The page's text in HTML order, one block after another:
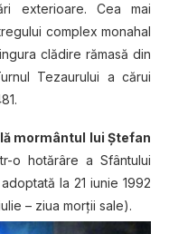
exterioare. Cea mai
complex monahal
clădire rămasă din
Tezaurului a cărui
mormântul lui Ştefan
o hotărâre a Sfântului
la 21 iunie 1992
– ziua morţii sale).